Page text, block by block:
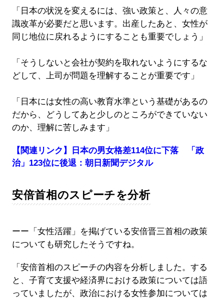
「日本の状況を変えるには、強い政策と、人々の意
識改革が必要だと思います。出産したあと、女性が
同じ地位に戻れるようにすることも重要でしょう」
「そうしないと会社が契約を取れないようにするな
どして、上司が問題を理解することが重要です」
「日本には女性の高い教育水準という基礎があるの
だから、どうしてあと少しのところができていない
のか、理解に苦しみます」
【関連リンク】日本の男女格差114位に下落 「政
治」123位に後退：朝日新聞デジタル
安倍首相のスピーチを分析
ーー「女性活躍」を掲げている安倍晋三首相の政策
についても研究したそうですね。
「安倍首相のスピーチの内容を分析しました。する
と、子育て支援や経済界における政策については語
っていましたが、政治における女性参加については